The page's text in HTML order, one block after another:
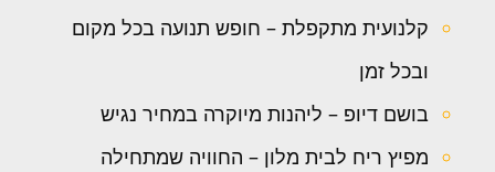
קלנועית מתקפלת – חופש תנועה בכל מקום
ובכל זמן
בושם דיופ – ליהנות מיוקרה במחיר נגיש
מפיץ ריח לבית מלון – החוויה שמתחילה